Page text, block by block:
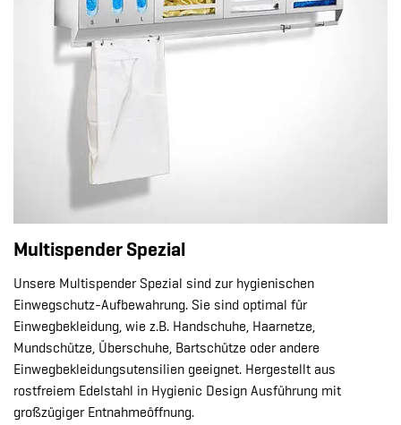
Multispender Spezial
Unsere Multispender Spezial sind zur hygienischen
Einwegschutz-Aufbewahrung. Sie sind optimal für
Einwegbekleidung, wie z.B. Handschuhe, Haarnetze,
Mundschütze, Überschuhe, Bartschütze oder andere
Einwegbekleidungsutensilien geeignet. Hergestellt aus
rostfreiem Edelstahl in Hygienic Design Ausführung mit
großzügiger Entnahmeöffnung.